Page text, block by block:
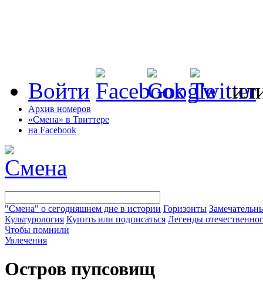
Войти
Архив номеров
«Смена» в Твиттере
на Facebook
"Смена" о сегодняшнем дне в истории Горизонты
Культурология Купить или подписаться Легенды
Чтобы помнили
Увлечения
Остров пупсовищ